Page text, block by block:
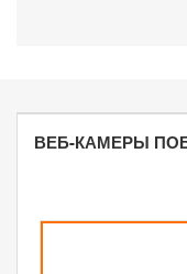
ВЕБ-КАМЕРЫ